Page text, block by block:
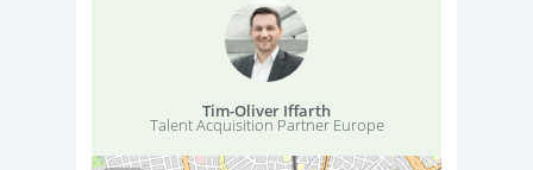
Tim-Oliver Iffarth
Talent Acquisition Partner Europe